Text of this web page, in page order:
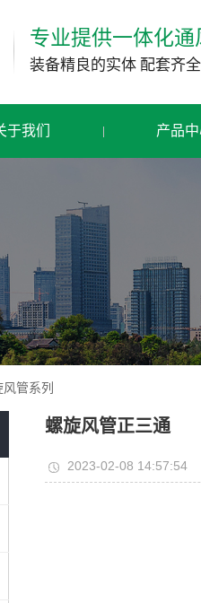
专业提供一体化
装备精良的实体 配套齐
于我们 产品
风管系列
螺旋风管正三通
2023-02-08 14:57:54